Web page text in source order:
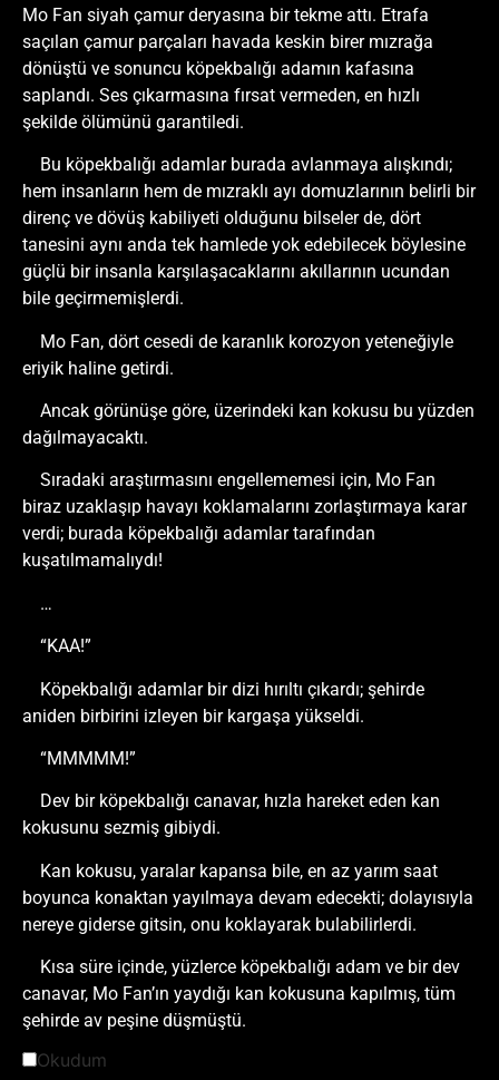
Mo Fan siyah çamur deryasına bir tekme attı. Etrafa
saçılan çamur parçaları havada keskin birer mızrağa
dönüştü ve sonuncu köpekbalığı adamın kafasına
saplandı. Ses çıkarmasına fırsat vermeden, en hızlı
şekilde ölümünü garantiledi.
Bu köpekbalığı adamlar burada avlanmaya alışkındı;
hem insanların hem de mızraklı ayı domuzlarının belirli bir
direnç ve dövüş kabiliyeti olduğunu bilseler de, dört
tanesini aynı anda tek hamlede yok edebilecek böylesine
güçlü bir insanla karşılaşacaklarını akıllarının ucundan
bile geçirmemişlerdi.
Mo Fan, dört cesedi de karanlık korozyon yeteneğiyle
eriyik haline getirdi.
Ancak görünüşe göre, üzerindeki kan kokusu bu yüzden
dağılmayacaktı.
Sıradaki araştırmasını engellememesi için, Mo Fan
biraz uzaklaşıp havayı koklamalarını zorlaştırmaya karar
verdi; burada köpekbalığı adamlar tarafından
kuşatılmamalıydı!
…
“KAA!”
Köpekbalığı adamlar bir dizi hırıltı çıkardı; şehirde
aniden birbirini izleyen bir kargaşa yükseldi.
“MMMMM!”
Dev bir köpekbalığı canavar, hızla hareket eden kan
kokusunu sezmiş gibiydi.
Kan kokusu, yaralar kapansa bile, en az yarım saat
boyunca konaktan yayılmaya devam edecekti; dolayısıyla
nereye giderse gitsin, onu koklayarak bulabilirlerdi.
Kısa süre içinde, yüzlerce köpekbalığı adam ve bir dev
canavar, Mo Fan’ın yaydığı kan kokusuna kapılmış, tüm
şehirde av peşine düşmüştü.
Okudum